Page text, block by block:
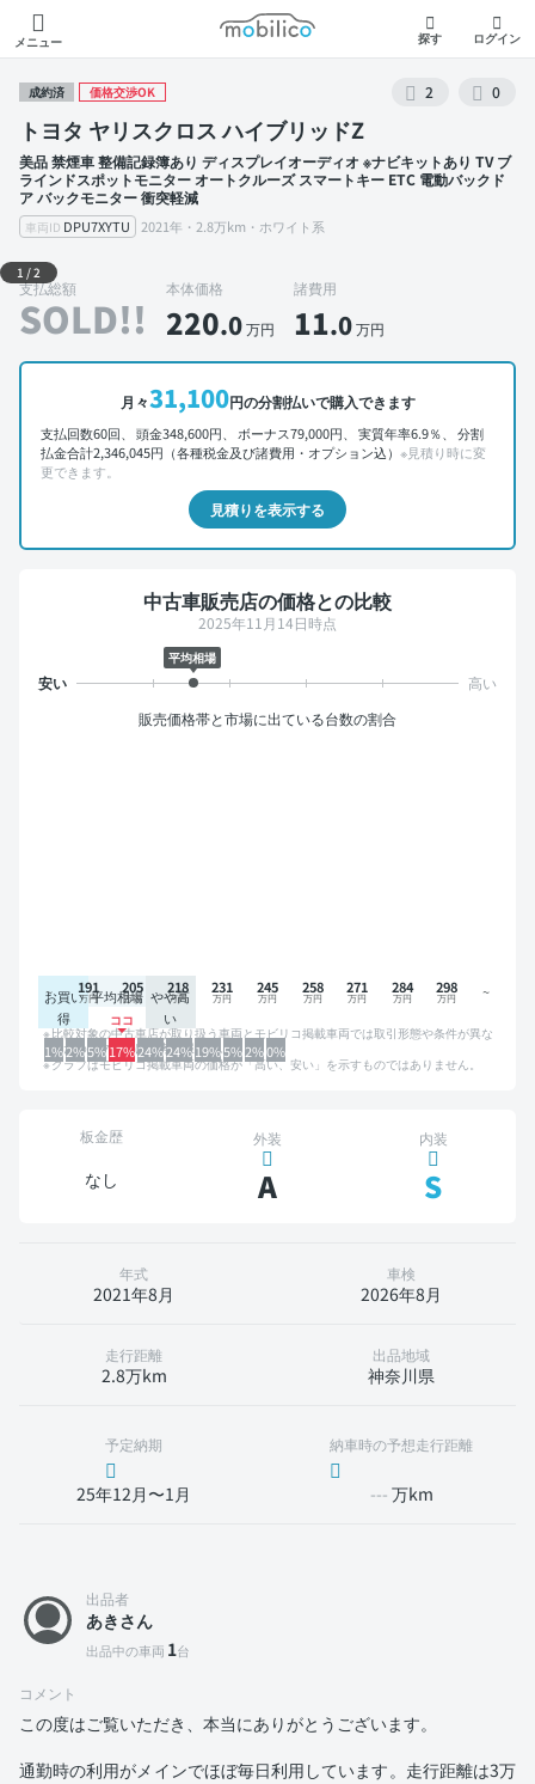
メニュー
モビリコ
探す ログイン
成約済 価格交渉OK 2 0
トヨタ ヤリスクロス ハイブリッドZ
美品 禁煙車 整備記録簿あり ディスプレイオーディオ ※ナビキットあり TV ブ
ラインドスポットモニター オートクルーズ スマートキー ETC 電動バックド
ア バックモニター 衝突軽減
車両ID DPU7XYTU 2021年・2.8万km・ホワイト系
外装 左前
1 /2
支払総額
SOLD!!
本体価格
220.0万円
諸費用
11.0万円
月々31,100円の分割払いで購入できます
支払回数60回、 頭金348,600円、 ボーナス79,000円、 実質年率6.9％、 分割
払金合計2,346,045円（各種税金及び諸費用・オプション込） ※見積り時に変
更できます。
見積りを表示する
中古車販売店の価格との比較
2025年11月14日時点
平均相場
販売価格帯と市場に出ている台数の割合
お買い
得
平均相場 やや高
い
1%2%5%17%24%24%19%5%2%0%
191 205 218 231 245 258 271 284 298
比較対象の中古車店が取り扱う車両とモビリコ掲載車両では取引形態や条件が異な
るため、グラフは参考情報です。
グラフはモビリコ掲載車両の価格が「高い、安い」を示すものではありません。
板金歴
なし
外装
A
内装
S
年式
2021年8月
車検
2026年8月
走行距離
2.8万km
出品地域
神奈川県
予定納期
25年12月〜1月
納車時の予想走行距離
--- 万km
出品者
あきさん
出品中の車両 1台
コメント
この度はご覧いただき、本当にありがとうございます。
通勤時の利用がメインでほぼ毎日利用しています。走行距離は3万